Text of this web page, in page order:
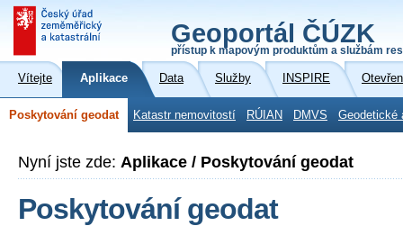
Geoportál ČÚZK
přístup k mapovým produktům a službám
Vítejte Aplikace Data Služby INSPIRE
Poskytování geodat Katastr nemovitostí RÚIAN DMVS Geodetické
Nyní jste zde: Aplikace / Poskytování geodat
Poskytování geodat